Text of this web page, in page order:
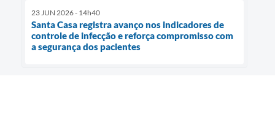
23 JUN 2026 - 14h40
Santa Casa registra avanço nos indicadores de
controle de infecção e reforça compromisso com
a segurança dos pacientes